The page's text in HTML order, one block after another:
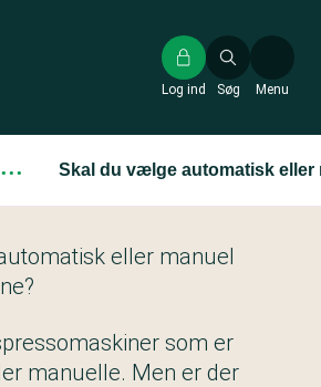
Søg
Log ind Menu
··· Skal du vælge automatisk
eller manuel
som er
manuelle. Men er der